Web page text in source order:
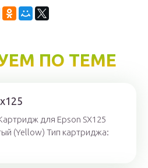
ПО ТЕМЕ
для Epson SX125
(Yellow) Тип картриджа: